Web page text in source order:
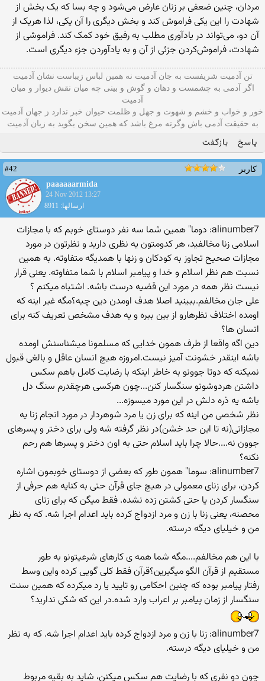
مردان، چنین‌ ضعفی‌ بر زنان‌ عارض‌ می‌شود و چه ‌بسا که‌ یک‌ بخش‌ از
شهادت‌ را این ‌یکی ‌فراموش‌ کند و بخش‌ دیگری‌ را آن‌ یکی، لذا هریک‌ از
آن‌ دو، می‌تواند در یادآوری‌ مطلب‌ به‌ رفیق‌ خود کمک‌ کند. فراموشی‌ از
شهادت، فراموش‌کردن‌ جزئی‌ از آن‌ و به ‌یادآوردن‌ جزء دیگری‌ است‌.
تن آدمیت شریفست به جان آدمیت نه همین لباس زیباست نشان آدمیت
اگر آدمی به چشمست و دهان و گوش و بينی چه میان نقش دیوار و میان
آدمیت
خور و خواب و خشم و شهوت و جهل و ظلمت حیوان خبر ندارد ز جهان آدمیت
به حقیقت آدمی باش وگرنه مرغ باشد که همین سخن بگوید به زبان آدميت
پاسخ بازگفت
کاربر
#42
paaaaaarmida
24 Nov 2012 13:27
ارسالها: 8911
alinumber7: دوما" همین شما سه نفر دوستای خوبم که با مجازات
اسلامی زنا مخالفید، هر کدومتون یه نظری دارید و نظرتون در مورد
مجازات صحیح تجاوز به کودکان و زنها با همدیگه متفاوته. به همین
نسبت هم نظر اسلام و خدا و پیامبر اسلام با شما متفاوته. یعنی قرار
نیست نظر همه در مورد این قضیه درست باشه. اشتباه میکنم ؟
علی جان مخالفم.ببینید اصلا هدف اومدن دین چیه؟مگه غیر اینه که
اومده اختلاف نظرهارو از بین ببره و یه هدف مشخص تعریف کنه برای
انسان ها؟
دین اگه واقعا از طرف همون خدایی که مسلمونا میشناسنش اومده
باشه اینقدر خشونت آمیز نیست.امروزه هیچ انسان عاقل و بالغی قبول
نمیکنه که دوتا جوونو به خاطر اینکه با رضایت کامل باهم سکس
داشتن هردوشونو سنگسار کنن...چون هرکسی هرچقدرم سنگ دل
باشه یه ذره دلش در این مورد میسوزه...
نظر شخصی من اینه که برای زن یا مرد شوهردار در مورد انجام زنا یه
مجازاتی(نه تا این حد خشن)در نظر گرفته شه ولی برای دختر و پسرهای
جوون نه....حالا چرا باید اسلام حتی به اون دختر و پسرها هم رحم
نکنه؟
alinumber7: سوما" همون طور که بعضی از دوستای خوبمون اشاره
کردن، برای زنای معمولی در هیچ جای قرآن حتی به کنایه هم حرفی از
سنگسار کردن یا حتی کشتن زده نشده. فقط میگن که برای زنای
محصنه، یعنی زنا با زن و مرد ازدواج کرده باید اعدام اجرا شه. که به نظر
من و خیلیای دیگه درسته.
با این هم مخالفم....مگه شما همه ی کارهای شرعیتونو به طور
مستقیم از قرآن الگو میگیرین؟قرآن فقط کلی گویی کرده واین وسط
رفتار پیامبر بوده که چنین احکامی رو تایید یا رد میکرده که همین سنت
سنگسار از زمان پیامبر بر اعراب وارد شده.در این که شکی ندارید؟
alinumber7: زنا با زن و مرد ازدواج کرده باید اعدام اجرا شه. که به نظر
من و خیلیای دیگه درسته.
چون دو نفری که با رضایت هم سکس میکنن، شاید به بقیه مربوط